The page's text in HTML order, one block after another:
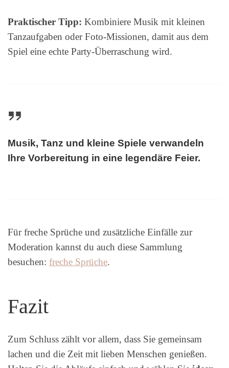
Praktischer Tipp: Kombiniere Musik mit kleinen
Tanzaufgaben oder Foto-Missionen, damit aus dem
Spiel eine echte Party-Überraschung wird.
Musik, Tanz und kleine Spiele verwandeln
Ihre Vorbereitung in eine legendäre Feier.
Für freche Sprüche und zusätzliche Einfälle zur
Moderation kannst du auch diese Sammlung
besuchen: freche Sprüche.
Fazit
Zum Schluss zählt vor allem, dass Sie gemeinsam
lachen und die Zeit mit lieben Menschen genießen.